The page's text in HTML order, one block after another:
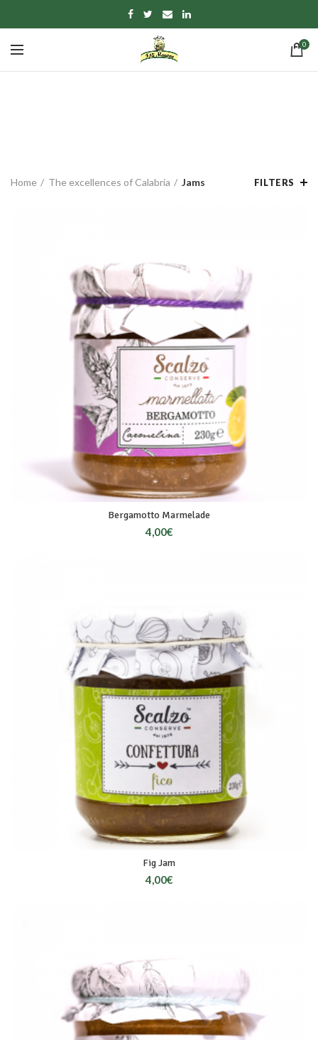
0
Home The excellences of Calabria Jams FILTERS
Bergamotto Marmelade
4,00€
Fig Jam
4,00€